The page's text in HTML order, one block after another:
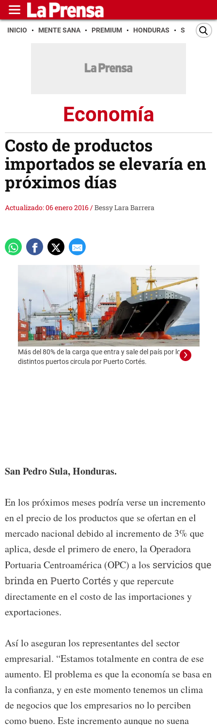
INICIO MENTE SANA PREMIUM HONDURAS SAN PEDRO
Economía
Costo de productos
importados se elevaría en
próximos días
Actualizado: 06 enero 2016/Bessy Lara Barrera
Más del 80% de la carga que entra y sale del país por los
distintos puertos circula por Puerto Cortés.
San Pedro Sula, Honduras.
En los próximos meses podría verse un incremento
en el precio de los productos que se ofertan en el
mercado nacional debido al incremento de 3% que
aplica, desde el primero de enero, la Operadora
Portuaria Centroamérica (OPC) a los servicios que
brinda en Puerto Cortés y que repercute
directamente en el costo de las importaciones y
exportaciones.
Así lo aseguran los representantes del sector
empresarial. “Estamos totalmente en contra de ese
aumento. El problema es que la economía se basa en
la confianza, y en este momento tenemos un clima
de negocios que los empresarios no lo perciben
como bueno. Este incremento aunque no suena